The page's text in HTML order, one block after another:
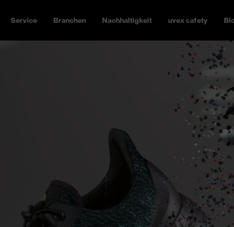
Service Branchen Nachhaltigkeit uvex safety